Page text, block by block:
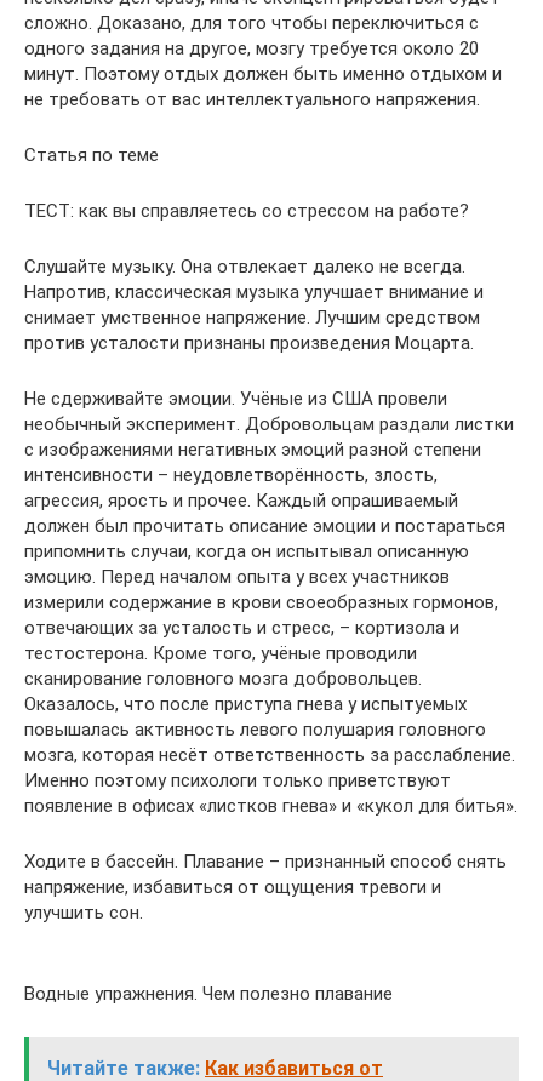
сложно. Доказано, для того чтобы переключиться с
одного задания на другое, мозгу требуется около 20
минут. Поэтому отдых должен быть именно отдыхом и
не требовать от вас интеллектуального напряжения.
Статья по теме
ТЕСТ: как вы справляетесь со стрессом на работе?
Слушайте музыку. Она отвлекает далеко не всегда.
Напротив, классическая музыка улучшает внимание и
снимает умственное напряжение. Лучшим средством
против усталости признаны произведения Моцарта.
Не сдерживайте эмоции. Учёные из США провели
необычный эксперимент. Добровольцам раздали листки
с изображениями негативных эмоций разной степени
интенсивности – неудовлетворённость, злость,
агрессия, ярость и прочее. Каждый опрашиваемый
должен был прочитать описание эмоции и постараться
припомнить случаи, когда он испытывал описанную
эмоцию. Перед началом опыта у всех участников
измерили содержание в крови своеобразных гормонов,
отвечающих за усталость и стресс, – кортизола и
тестостерона. Кроме того, учёные проводили
сканирование головного мозга добровольцев.
Оказалось, что после приступа гнева у испытуемых
повышалась активность левого полушария головного
мозга, которая несёт ответственность за расслабление.
Именно поэтому психологи только приветствуют
появление в офисах «листков гнева» и «кукол для битья».
Ходите в бассейн. Плавание – признанный способ снять
напряжение, избавиться от ощущения тревоги и
улучшить сон.
Водные упражнения. Чем полезно плавание
Читайте также: Как избавиться от